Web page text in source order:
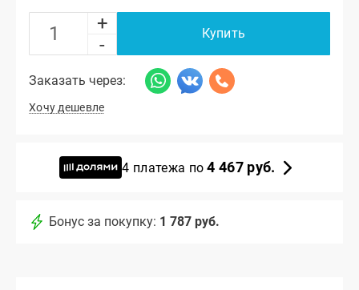
+
-
Купить
Заказать через:
Хочу дешевле
4 платежа по4 467 руб.
Бонус за покупку: 1 787 руб.